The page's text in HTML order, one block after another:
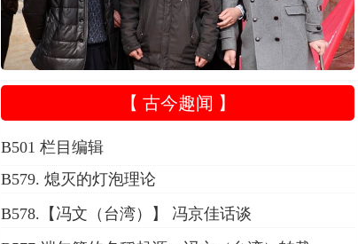
【 古今趣闻 】
B501 栏目编辑
B579. 熄灭的灯泡理论
B578.【冯文（台湾）】 冯京佳话谈